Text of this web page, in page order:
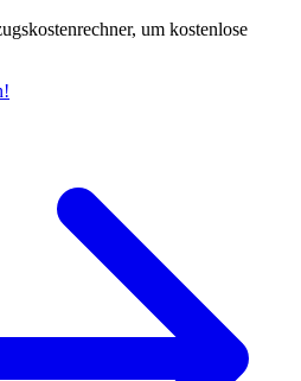
um kostenlose